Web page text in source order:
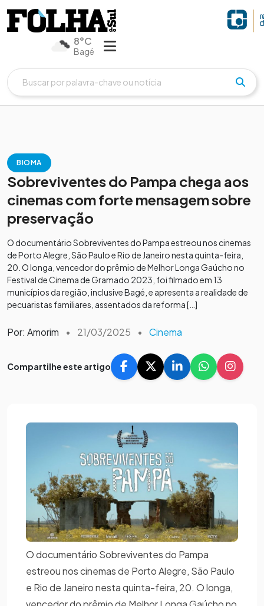
8°C
Bagé
BIOMA
Sobreviventes do Pampa chega aos
cinemas com forte mensagem sobre
preservação
O documentário Sobreviventes do Pampa estreou nos cinemas
de Porto Alegre, São Paulo e Rio de Janeiro nesta quinta-feira,
20. O longa, vencedor do prêmio de Melhor Longa Gaúcho no
Festival de Cinema de Gramado 2023, foi filmado em 13
municípios da região, inclusive Bagé, e apresenta a realidade de
pecuaristas familiares, assentados da reforma […]
Por: Amorim • 21/03/2025 • Cinema
Compartilhe este artigo
O documentário Sobreviventes do Pampa
estreou nos cinemas de Porto Alegre, São Paulo
e Rio de Janeiro nesta quinta-feira, 20. O longa,